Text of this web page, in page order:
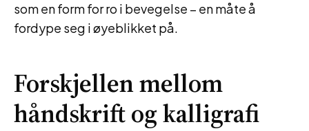
som en form for ro i bevegelse – en måte å
fordype seg i øyeblikket på.
Forskjellen mellom
håndskrift og kalligrafi